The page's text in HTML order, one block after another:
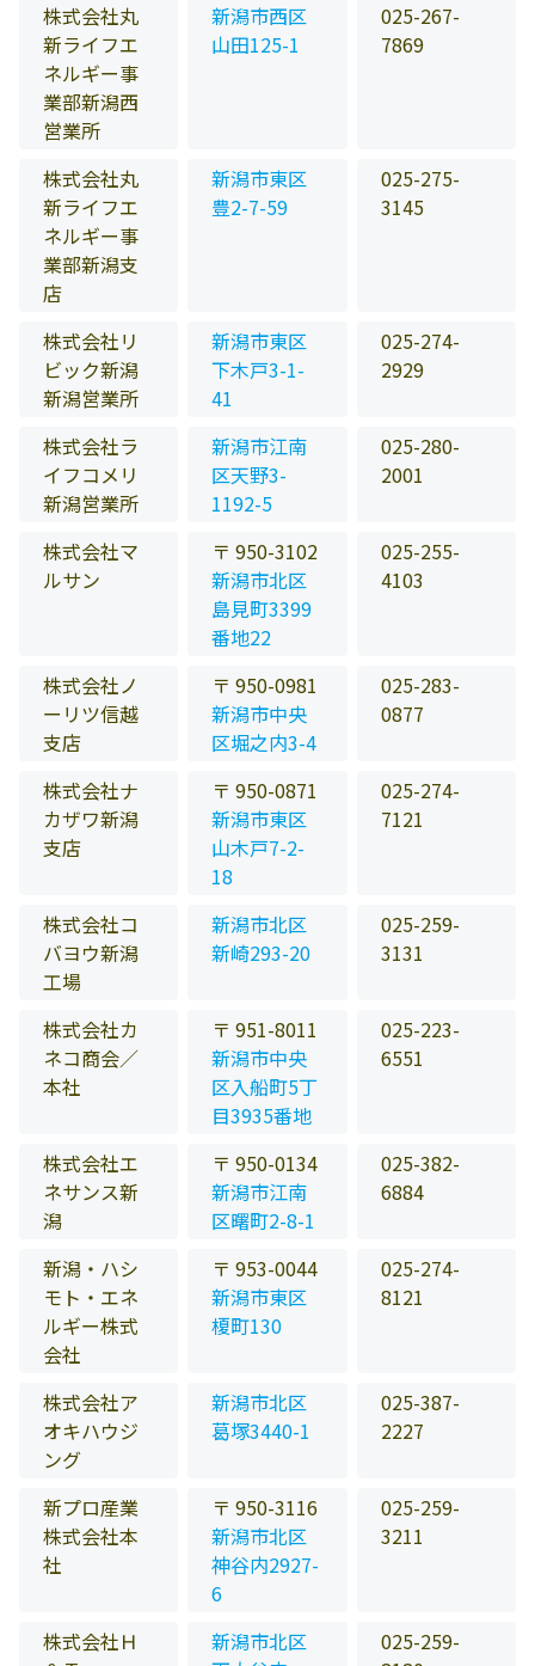
株式会社丸
新ライフエ
ネルギー事
業部新潟西
営業所
新潟市西区
山田125-1
025-267-
7869
株式会社丸
新ライフエ
ネルギー事
業部新潟支
店
新潟市東区
豊2-7-59
025-275-
3145
株式会社リ
ビック新潟
新潟営業所
新潟市東区
下木戸3-1-
41
025-274-
2929
株式会社ラ
イフコメリ
新潟営業所
新潟市江南
区天野3-
1192-5
025-280-
2001
株式会社マ
ルサン
〒 950-3102
新潟市北区
島見町3399
番地22
025-255-
4103
株式会社ノ
ーリツ信越
支店
〒 950-0981
新潟市中央
区堀之内3-4
025-283-
0877
株式会社ナ
カザワ新潟
支店
〒 950-0871
新潟市東区
山木戸7-2-
18
025-274-
7121
株式会社コ
バヨウ新潟
工場
新潟市北区
新崎293-20
025-259-
3131
株式会社カ
ネコ商会／
本社
〒 951-8011
新潟市中央
区入船町5丁
目3935番地
025-223-
6551
株式会社エ
ネサンス新
潟
〒 950-0134
新潟市江南
区曙町2-8-1
025-382-
6884
新潟・ハシ
モト・エネ
ルギー株式
会社
〒 953-0044
新潟市東区
榎町130
025-274-
8121
株式会社ア
オキハウジ
ング
新潟市北区
葛塚3440-1
025-387-
2227
新プロ産業
株式会社本
社
〒 950-3116
新潟市北区
神谷内2927-
6
025-259-
3211
株式会社Ｈ
新潟市北区
025-259-